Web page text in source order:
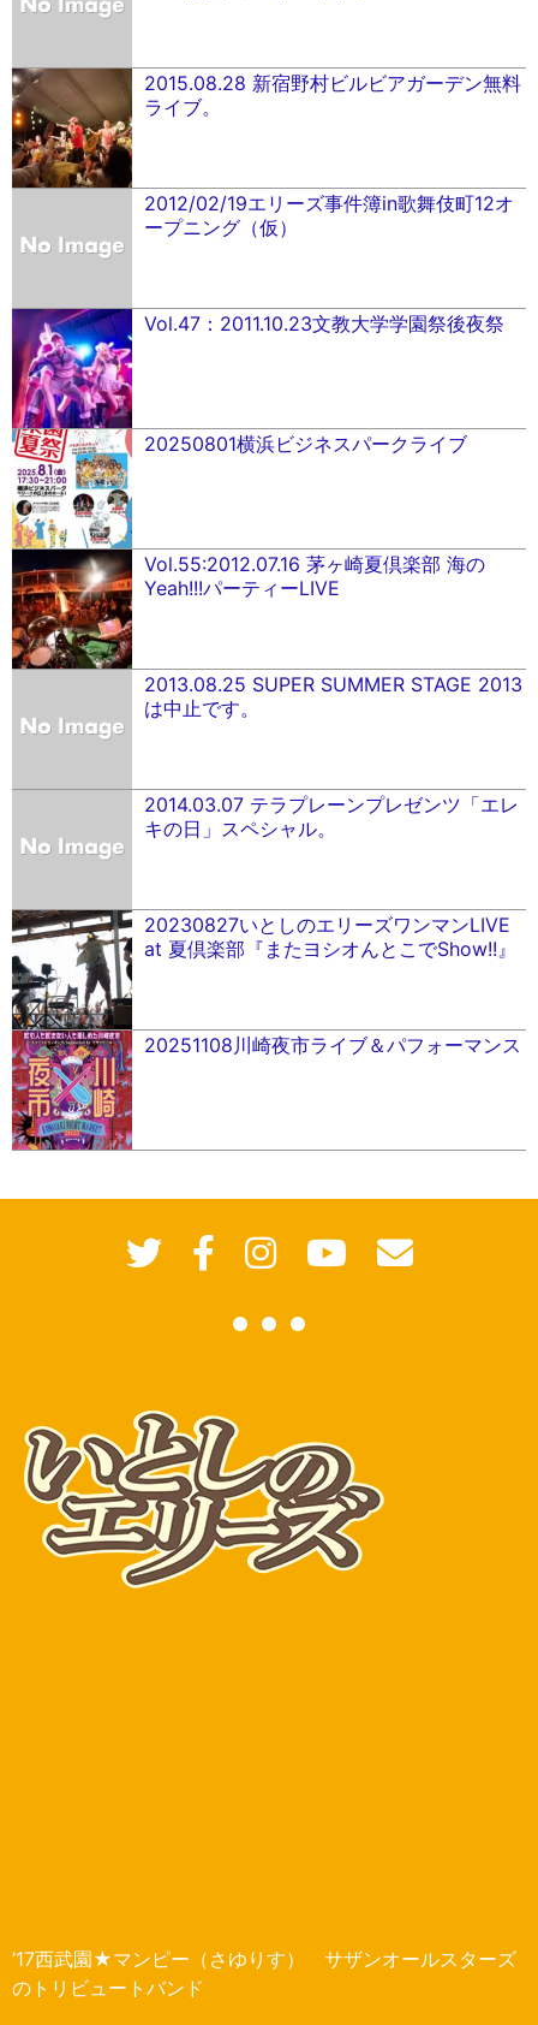
2015.08.28 新宿野村ビルビアガーデン無料
ライブ。
2012/02/19エリーズ事件簿in歌舞伎町12オ
ープニング（仮）
Vol.47：2011.10.23文教大学学園祭後夜祭
20250801横浜ビジネスパークライブ
Vol.55:2012.07.16 茅ヶ崎夏倶楽部 海の
Yeah!!!パーティーLIVE
2013.08.25 SUPER SUMMER STAGE 2013
は中止です。
2014.03.07 テラプレーンプレゼンツ「エレ
キの日」スペシャル。
20230827いとしのエリーズワンマンLIVE
at 夏倶楽部『またヨシオんとこでShow!!』
20251108川崎夜市ライブ＆パフォーマンス
’17西武園★マンピー（さゆりす） サザンオールスターズ
のトリビュートバンド